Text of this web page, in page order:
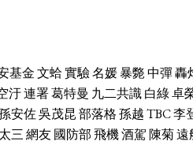
基金文蛤實驗名媛暴斃中彈轟
汙連署葛特曼 九二共識白綠卓
安佐吳茂昆部落格孫越TBC李
三網友國防部飛機酒駕陳菊遠